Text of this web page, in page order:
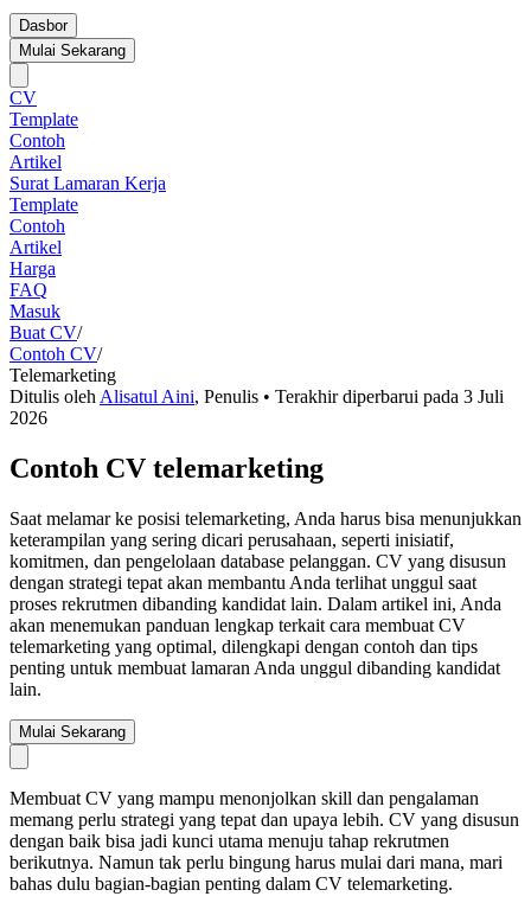
Dasbor
Mulai Sekarang
CV
Template
Contoh
Artikel
Surat Lamaran Kerja
Template
Contoh
Artikel
Harga
FAQ
Masuk
Buat CV/
Contoh CV/
Telemarketing
Ditulis oleh Alisatul Aini, Penulis • Terakhir diperbarui pada 3 Juli
2026
Contoh CV telemarketing
Saat melamar ke posisi telemarketing, Anda harus bisa menunjukkan
keterampilan yang sering dicari perusahaan, seperti inisiatif,
komitmen, dan pengelolaan database pelanggan. CV yang disusun
dengan strategi tepat akan membantu Anda terlihat unggul saat
proses rekrutmen dibanding kandidat lain. Dalam artikel ini, Anda
akan menemukan panduan lengkap terkait cara membuat CV
telemarketing yang optimal, dilengkapi dengan contoh dan tips
penting untuk membuat lamaran Anda unggul dibanding kandidat
lain.
Mulai Sekarang
Membuat CV yang mampu menonjolkan skill dan pengalaman
memang perlu strategi yang tepat dan upaya lebih. CV yang disusun
dengan baik bisa jadi kunci utama menuju tahap rekrutmen
berikutnya. Namun tak perlu bingung harus mulai dari mana, mari
bahas dulu bagian-bagian penting dalam CV telemarketing.